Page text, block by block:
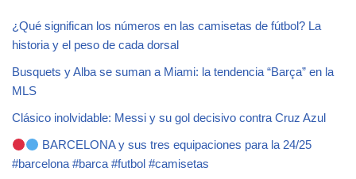
¿Qué significan los números en las camisetas de fútbol? La
historia y el peso de cada dorsal
Busquets y Alba se suman a Miami: la tendencia “Barça” en la
MLS
Clásico inolvidable: Messi y su gol decisivo contra Cruz Azul
BARCELONA y sus tres equipaciones para la 24/25
#barcelona #barca #futbol #camisetas